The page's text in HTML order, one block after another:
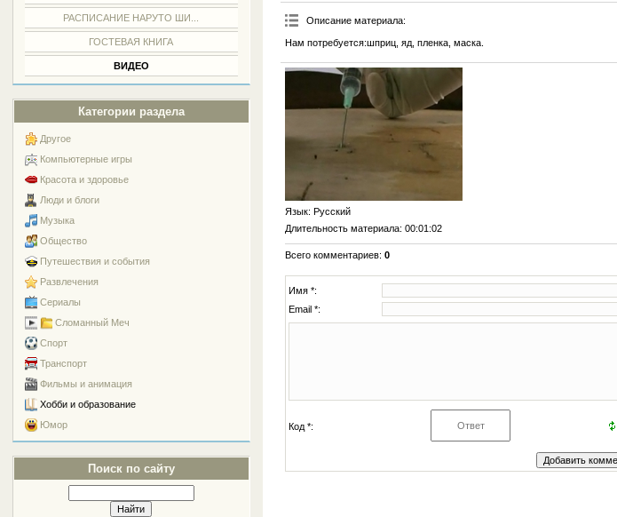
РАСПИСАНИЕ НАРУТО ШИ...
ГОСТЕВАЯ КНИГА
ВИДЕО
Категории раздела
Другое
Компьютерные игры
Красота и здоровье
Люди и блоги
Музыка
Общество
Путешествия и события
Развлечения
Сериалы
Сломанный Меч
Спорт
Транспорт
Фильмы и анимация
Хобби и образование
Юмор
Поиск по сайту
Описание материала:
Нам потребуется:шприц, яд, пленка, маска.
Язык: Русский
Длительность материала: 00:01:02
Всего комментариев:0
Имя *:
Email *:
Код *: